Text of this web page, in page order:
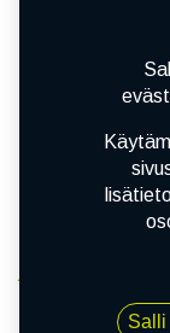
135/80R15
Salli